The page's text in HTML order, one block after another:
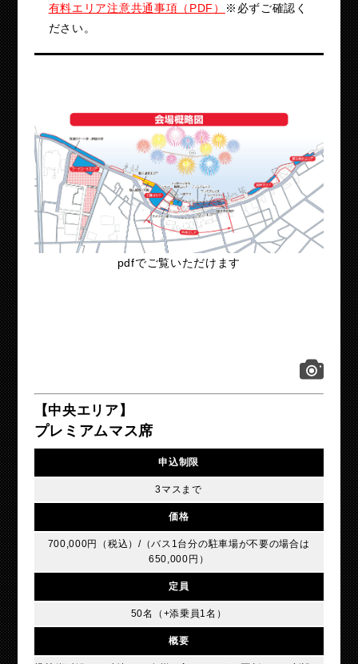
有料エリア注意共通事項（PDF）
※必ずご確認く
ださい。
pdfでご覧いただけます
【中央エリア】
プレミアムマス席
申込制限
3マスまで
価格
700,000円（税込）/（バス1台分の駐車場が不要の場合は
650,000円）
定員
50名（+添乗員1名）
概要